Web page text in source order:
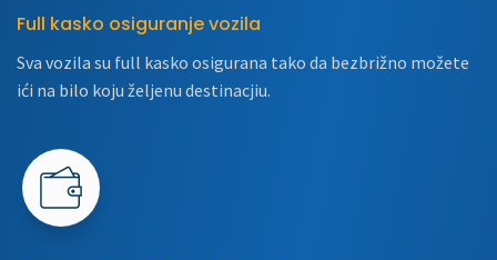
Full kasko osiguranje vozila
Sva vozila su full kasko osigurana tako da bezbrižno možete
ići na bilo koju željenu destinacjiu.